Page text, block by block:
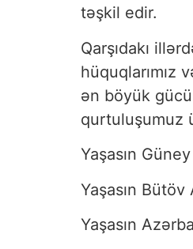
təşkil edir.
Qarşıdakı
hüquqlarımız
ən böyük
qurtuluşumuz
Yaşasın
Yaşasın
Yaşasın